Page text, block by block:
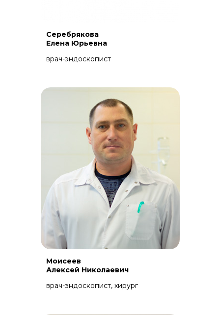
Серебрякова
Елена Юрьевна
врач-эндоскопист
Моисеев
Алексей Николаевич
врач-эндоскопист, хирург